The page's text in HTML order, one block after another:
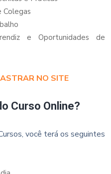
Colegas
e Oportunidades de
NO SITE
Curso Online?
você terá os seguintes